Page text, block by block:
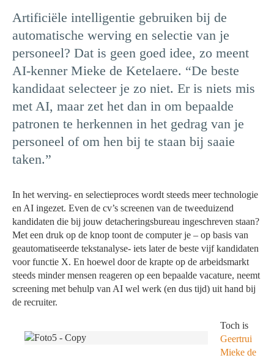
Artificiële intelligentie gebruiken bij de
automatische werving en selectie van je
personeel? Dat is geen goed idee, zo meent
AI-kenner Mieke de Ketelaere. “De beste
kandidaat selecteer je zo niet. Er is niets mis
met AI, maar zet het dan in om bepaalde
patronen te herkennen in het gedrag van je
personeel of om hen bij te staan bij saaie
taken.”
In het werving- en selectieproces wordt steeds meer technologie
en AI ingezet. Even de cv’s screenen van de tweeduizend
kandidaten die bij jouw detacheringsbureau ingeschreven staan?
Met een druk op de knop toont de computer je – op basis van
geautomatiseerde tekstanalyse- iets later de beste vijf kandidaten
voor functie X. En hoewel door de krapte op de arbeidsmarkt
steeds minder mensen reageren op een bepaalde vacature, neemt
screening met behulp van AI wel werk (en dus tijd) uit hand bij
de recruiter.
Toch is
Geertrui
Mieke de